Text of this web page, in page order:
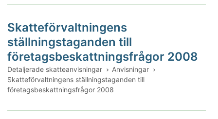
Skatteförvaltningens
ställningstaganden till
företagsbeskattningsfrågor 2008
Detaljerade skatteanvisningar
Anvisningar
Skatteförvaltningens ställningstaganden till
företagsbeskattningsfrågor 2008